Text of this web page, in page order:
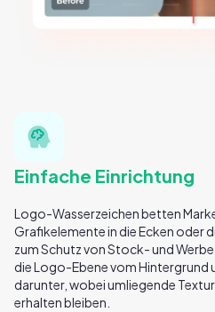
Einfache Einrichtung
Logo-Wasserzeichen betten
Grafikelemente in die Ecken oder
zum Schutz von Stock- und
die Logo-Ebene vom Hintergrund
darunter, wobei umliegende
erhalten bleiben.